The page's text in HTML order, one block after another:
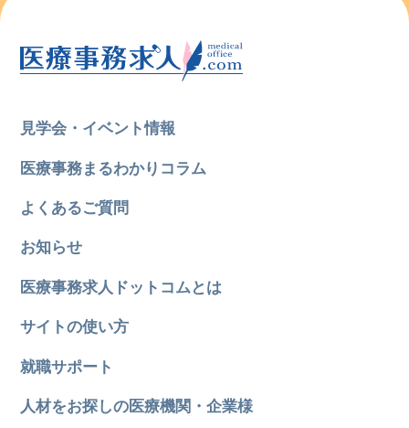
見学会・イベント情報
医療事務まるわかりコラム
よくあるご質問
お知らせ
医療事務求人ドットコムとは
サイトの使い方
就職サポート
人材をお探しの医療機関・企業様